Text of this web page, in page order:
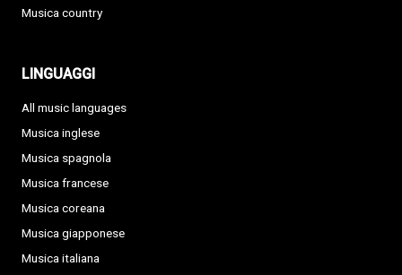
Musica country
LINGUAGGI
All music languages
Musica inglese
Musica spagnola
Musica francese
Musica coreana
Musica giapponese
Musica italiana